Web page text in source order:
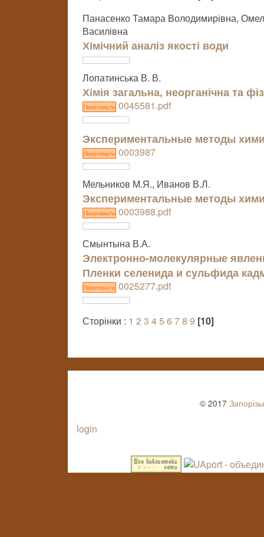
Панасенко Тамара Володимирівна,
Василівна
Хімічний аналіз якості води
Лопатинська В. В.
Хімія загальна, неорганічна та
Переглянути 0045581.pdf
Экспериментальные методы
Переглянути 0003987
Мельников М.Я., Иванов В.Л.
Экспериментальные методы
Переглянути 0003988.pdf
Смынтына В.А.
Электронно-молекулярные
Пленки селенида и сульфида
Переглянути 0025277.pdf
Сторінки : 1 2 3 45 6 78 9 [10]
© 2017
login